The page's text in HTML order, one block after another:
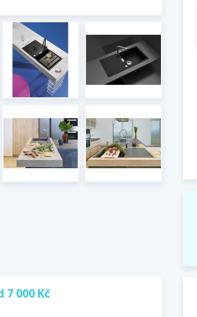
000 Kč